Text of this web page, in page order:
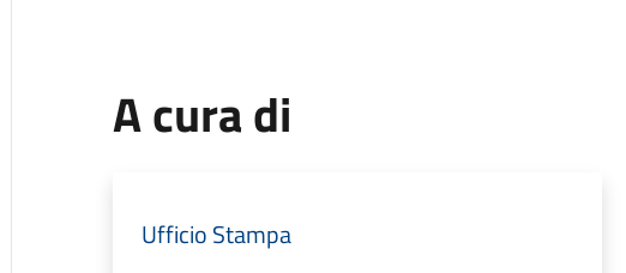
A cura di
Ufficio Stampa